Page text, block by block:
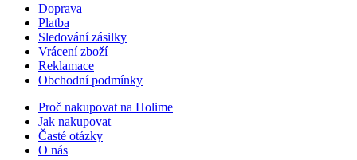
Doprava
Platba
Sledování zásilky
Vrácení zboží
Reklamace
Obchodní podmínky
Proč nakupovat na Holime
Jak nakupovat
Časté otázky
O nás